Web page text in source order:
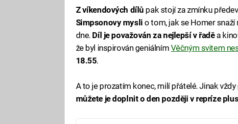
Z víkendových dílů pak stojí za zmínku
Simpsonovy mysli o tom, jak se Homer
dne. Díl je považován za nejlepší v řaděa
že byl inspirován geniálním Věčným svitem
18.55.
A to je prozatím konec, milí přátelé. Jinak vždy
můžete je doplnit o den později v repríze